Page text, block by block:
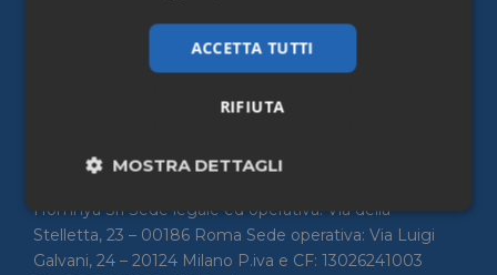
Homnya Srl Sede legale ed operativa: Via della
Stelletta, 23 – 00186 Roma Sede operativa: Via Luigi
Galvani, 24 – 20124 Milano P.iva e CF: 13026241003
ACCETTA TUTTI
RIFIUTA
MOSTRA DETTAGLI
Necessari Marketing